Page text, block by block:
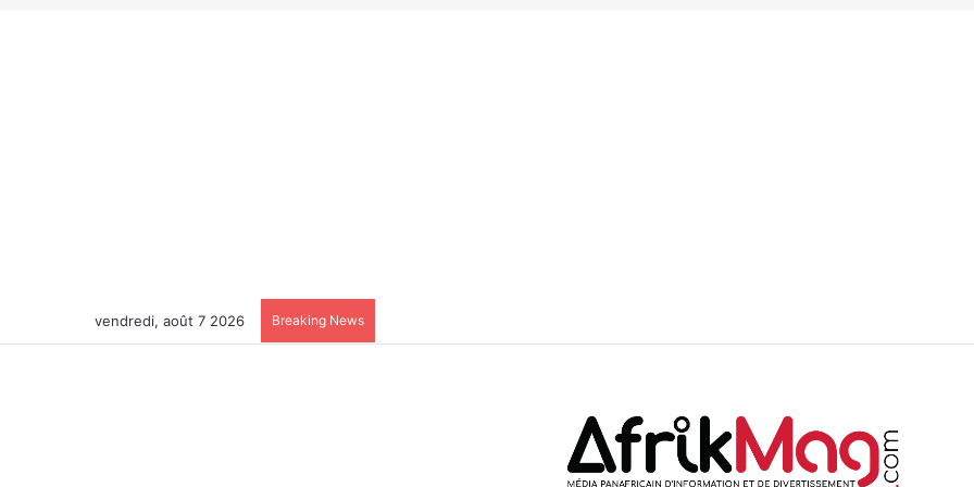
vendredi, août 7 2026 Breaking News